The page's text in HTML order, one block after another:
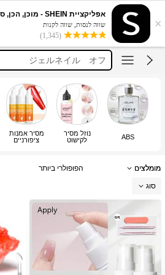
×
אפליקציית SHEIN - מוכן, הכן, סטייל!
שווה לנסות, שווה לקנות
(1,345)
fake nails remover
ジェルネイルリムーバー
ジェルネイル オフ
بخاخ ازالة الاظافر
fake nails remover
ジェルネイルリムーバー
ABS
נוזל מסיר
לקישוט
מסיר אמנות
ציפורניים
מומלצים הפופולרי ביותר
סוג